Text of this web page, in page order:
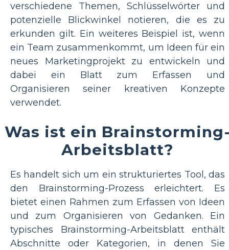
verschiedene Themen, Schlüsselwörter und
potenzielle Blickwinkel notieren, die es zu
erkunden gilt. Ein weiteres Beispiel ist, wenn
ein Team zusammenkommt, um Ideen für ein
neues Marketingprojekt zu entwickeln und
dabei ein Blatt zum Erfassen und
Organisieren seiner kreativen Konzepte
verwendet.
Was ist ein
Arbeitsblatt?
Es handelt sich um ein strukturiertes Tool, das
den Brainstorming-Prozess erleichtert. Es
bietet einen Rahmen zum Erfassen von Ideen
und zum Organisieren von Gedanken. Ein
typisches Brainstorming-Arbeitsblatt enthält
Abschnitte oder Kategorien, in denen Sie